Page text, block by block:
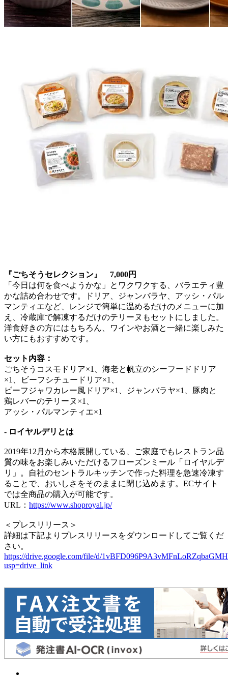
『ごちそうセレクション』 7,000円
「今日は何を食べようかな」とワクワクする、バラエティ豊
かな詰め合わせです。ドリア、ジャンバラヤ、アッシ・パル
マンティエなど、レンジで簡単に温めるだけのメニューに加
え、冷蔵庫で解凍するだけのテリーヌもセットにしました。
洋食好きの方にはもちろん、ワインやお酒と一緒に楽しみた
い方にもおすすめです。
セット内容：
ごちそうコスモドリア×1、海老と帆立のシーフードドリア
×1、ビーフシチュードリア×1、
ビーフジャワカレー風ドリア×1、ジャンバラヤ×1、豚肉と
鶏レバーのテリーヌ×1、
アッシ・パルマンティエ×1
- ロイヤルデリとは
2019年12月から本格展開している、ご家庭でもレストラン品
質の味をお楽しみいただけるフローズンミール「ロイヤルデ
リ」。自社のセントラルキッチンで作った料理を急速冷凍す
ることで、おいしさをそのままに閉じ込めます。ECサイト
では全商品の購入が可能です。
URL： https://www.shoproyal.jp/
＜プレスリリース＞
詳細は下記よりプレスリリースをダウンロードしてご覧くだ
さい。
https://drive.google.com/file/d/
usp=drive_link